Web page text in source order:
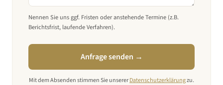
Nennen Sie uns ggf. Fristen oder anstehende Termine (z.B.
Berichtsfrist, laufende Verfahren).
Anfrage senden →
Mit dem Absenden stimmen Sie unsererDatenschutzerklärungzu.